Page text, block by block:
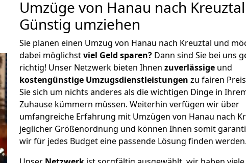
Umzüge von Hanau nach
Günstig umziehen
Sie planen einen Umzug von Hanau nach Kreuztal und
dabei möglichstviel Geld sparen? Dann sind Sie bei uns
richtig! Unser Netzwerk bieten Ihnen zuverlässige und
kostengünstige Umzugsdienstleistungen zu fairen
Sie sich um nichts anderes als die wichtigen Dinge in
Zuhause kümmern müssen. Weiterhin verfügen wir über
umfangreiche Erfahrung mit Umzügen von Hanau nach
jeglicher Größenordnung und können Ihnen somit
wir für jedes Budget eine passende Lösung finden werden.